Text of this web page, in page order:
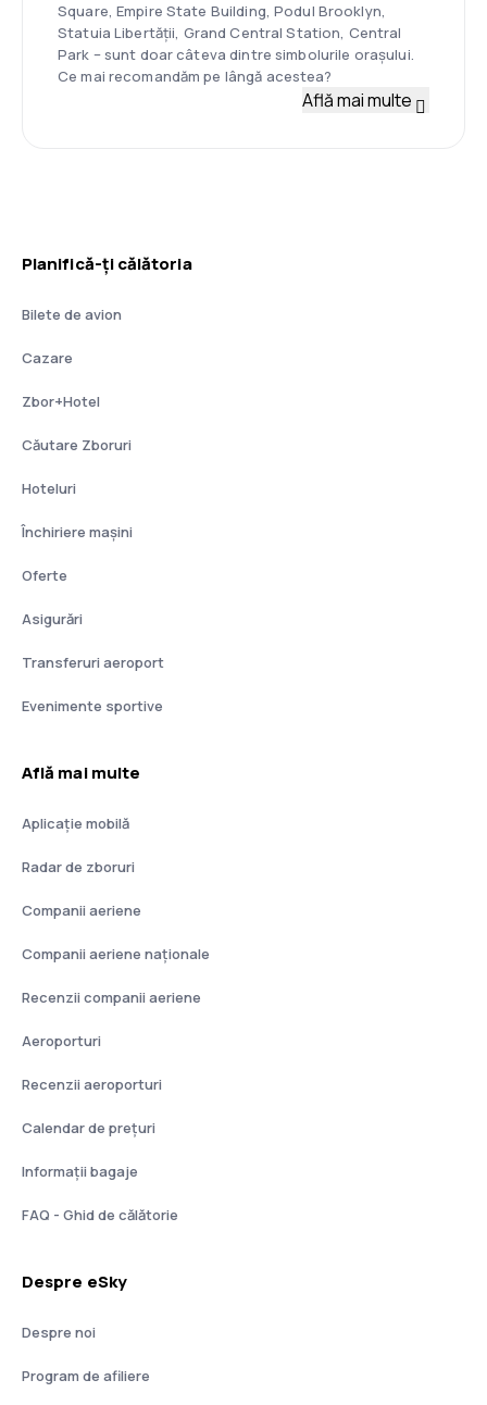
Square, Empire State Building, Podul Brooklyn,
Statuia Libertății, Grand Central Station, Central
Park – sunt doar câteva dintre simbolurile orașului.
Ce mai recomandăm pe lângă acestea?
Află mai multe
Planifică-ți călătoria
Bilete de avion
Cazare
Zbor+Hotel
Căutare Zboruri
Hoteluri
Închiriere mașini
Oferte
Asigurări
Transferuri aeroport
Evenimente sportive
Află mai multe
Aplicație mobilă
Radar de zboruri
Companii aeriene
Companii aeriene naţionale
Recenzii companii aeriene
Aeroporturi
Recenzii aeroporturi
Calendar de prețuri
Informații bagaje
FAQ - Ghid de călătorie
Despre eSky
Despre noi
Program de afiliere